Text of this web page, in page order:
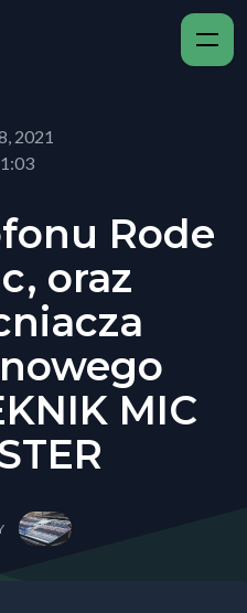
2021
Rode
oraz
MIC